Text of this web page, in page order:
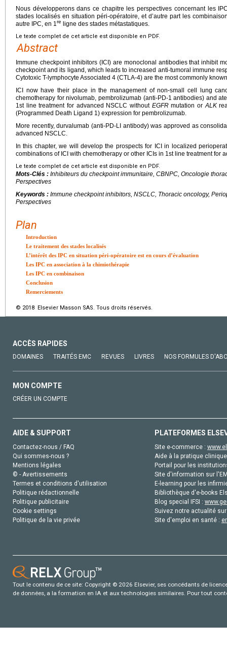
Nous développerons dans ce chapitre les perspectives concernant les
stades localisés en situation péri-opératoire, et d’autre part les
autre IPC, en 1re ligne des stades métastatiques.
Le texte complet de cet article est disponible en PDF.
Abstract
Immune checkpoint inhibitors (ICI) are monoclonal antibodies that inhibit
checkpoint and its ligand, which leads to increased anti-tumoral immune
Cytotoxic T-lymphocyte Associated 4 (CTLA-4) are the most commonly
ICI now have their place in the management of non-small cell lung
chemotherapy for nivolumab, pembrolizumab (anti-PD-1 antibodies) and
1st line treatment for advanced NSCLC without EGFRmutation orALK
(Programmed Death Ligand 1) expression for pembrolizumab.
More recently, durvalumab (anti-PD-LI antibody) was approved as
advanced NSCLC.
In this chapter, we will develop the prospects for ICI in localized
combinations of ICI with chemotherapy or other ICIs in 1st line treatment for
Le texte complet de cet article est disponible en PDF.
Mots-Clés : Inhibiteurs du checkpoint immunitaire, CBNPC, Oncologie
Perspectives
Keywords : Immune checkpoint inhibitors, NSCLC, Thoracic oncology,
Perspectives
Plan
Introduction
Le traitement des stades localisés
L’intérêt des IPC en situation péri-opératoire est en cours d’évaluation
Les IPC en association à la chimiothérapie
Les IPC en combinaison
Conclusion
Remerciements
© 2018 Elsevier Masson SAS. Tous droits réservés.
ACCÈS RAPIDES
DOMAINES TRAITÉS EMC REVUES LIVRES NOS FORMULES
MON COMPTE
CRÉER UN COMPTE
AIDE & SUPPORT
Contactez-nous / FAQ
Qui sommes-nous ?
Mentions légales
© - Avertissements
Termes et conditions d'utilisation
Politique rédactionnelle
Politique publicitaire
Cookie settings
Politique de la vie privée
PLATEFORMES
Site e-commerce :
Aide à la pratique
Portail pour les
Site d'information sur
E-learning pour les
Bibliothèque d'e-books
Blog special IFSI :
Suivez notre actualité
Site d'emploi en santé :
Tout le contenu de ce site: Copyright © 2026 Elsevier, ses concédants de
de données, a la formation en IA et aux technologies similaires. Pour tout